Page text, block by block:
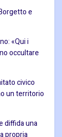
e
«Qui i
occultare
civico
un territorio
diffida una
propria